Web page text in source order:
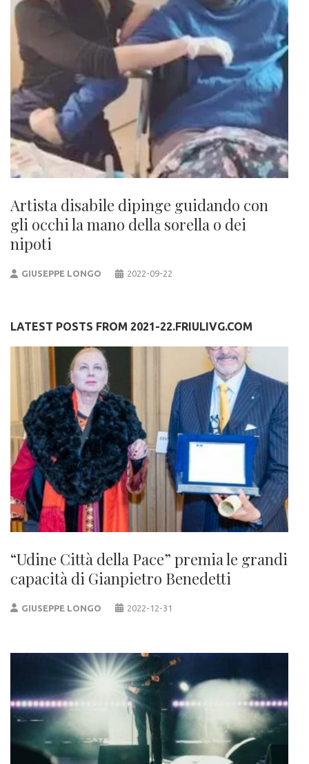
Artista disabile dipinge guidando con
gli occhi la mano della sorella o dei
nipoti
GIUSEPPE LONGO 2022-09-22
LATEST POSTS FROM 2021-22.FRIULIVG.COM
“Udine Città della Pace” premia le grandi
capacità di Gianpietro Benedetti
GIUSEPPE LONGO 2022-12-31